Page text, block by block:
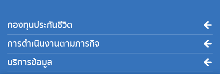
กองทุนประกันชีวิต
การดำเนินงานตามภารกิจ
บริการข้อมูล